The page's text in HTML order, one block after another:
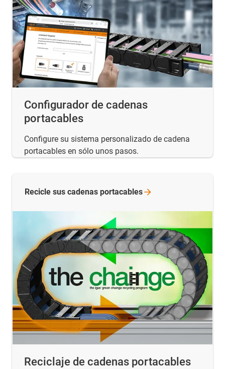
Configurador de cadenas
portacables
Configure su sistema personalizado de cadena
portacables en sólo unos pasos.
Reciclaje de cadenas portacables
Recicle sus cadenas portacables